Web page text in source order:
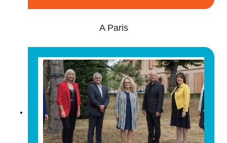
A Paris